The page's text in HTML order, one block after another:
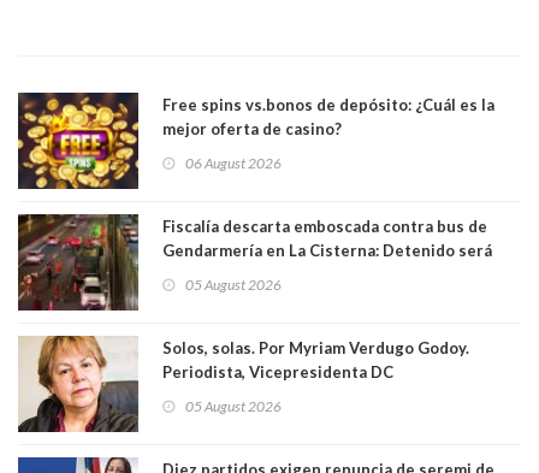
Free spins vs.bonos de depósito: ¿Cuál es la
mejor oferta de casino?
06 August 2026
Fiscalía descarta emboscada contra bus de
Gendarmería en La Cisterna: Detenido será
05 August 2026
Solos, solas. Por Myriam Verdugo Godoy.
Periodista, Vicepresidenta DC
05 August 2026